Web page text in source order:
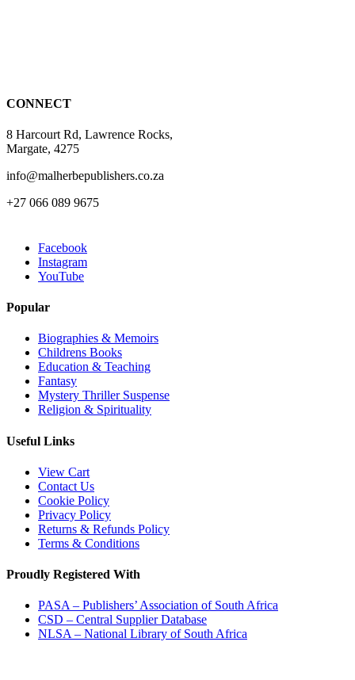
CONNECT
8 Harcourt Rd, Lawrence Rocks,
Margate, 4275
info@malherbepublishers.co.za
+27 066 089 9675
Facebook
Instagram
YouTube
Popular
Biographies & Memoirs
Childrens Books
Education & Teaching
Fantasy
Mystery Thriller Suspense
Religion & Spirituality
Useful Links
View Cart
Contact Us
Cookie Policy
Privacy Policy
Returns & Refunds Policy
Terms & Conditions
Proudly Registered With
PASA – Publishers’ Association of South Africa
CSD – Central Supplier Database
NLSA – National Library of South Africa